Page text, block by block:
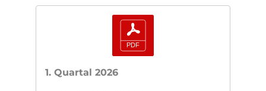
1. Quartal 2026